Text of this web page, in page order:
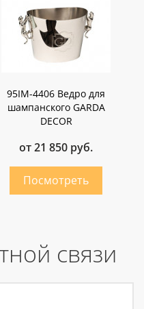
95IM-4406 Ведро для
шампанского GARDA
DECOR
от 21 850 руб.
связи